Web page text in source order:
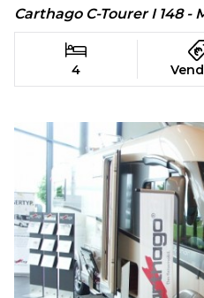
Carthago C-Tourer I 148
4